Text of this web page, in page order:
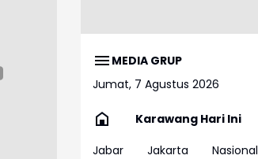
MEDIA GRUP
Jumat, 7 Agustus 2026
Karawang Hari Ini
Jabar
Jakarta Nasional